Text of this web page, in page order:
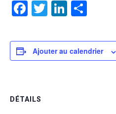
Facebook
TwitterLinkedIn
Ajouter au calendrier
DÉTAILS